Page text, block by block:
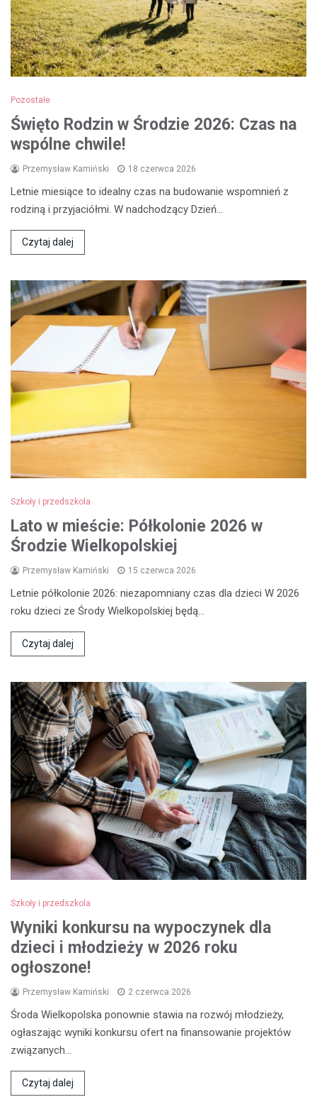
Pozostałe
Święto Rodzin w Środzie 2026: Czas na
wspólne chwile!
Przemysław Kamiński 18 czerwca 2026
Letnie miesiące to idealny czas na budowanie wspomnień z
rodziną i przyjaciółmi. W nadchodzący Dzień…
Czytaj dalej
Szkoły i przedszkola
Lato w mieście: Półkolonie 2026 w
Środzie Wielkopolskiej
Przemysław Kamiński 15 czerwca 2026
Letnie półkolonie 2026: niezapomniany czas dla dzieci W 2026
roku dzieci ze Środy Wielkopolskiej będą…
Czytaj dalej
Szkoły i przedszkola
Wyniki konkursu na wypoczynek dla
dzieci i młodzieży w 2026 roku
ogłoszone!
Przemysław Kamiński 2 czerwca 2026
Środa Wielkopolska ponownie stawia na rozwój młodzieży,
ogłaszając wyniki konkursu ofert na finansowanie projektów
związanych…
Czytaj dalej